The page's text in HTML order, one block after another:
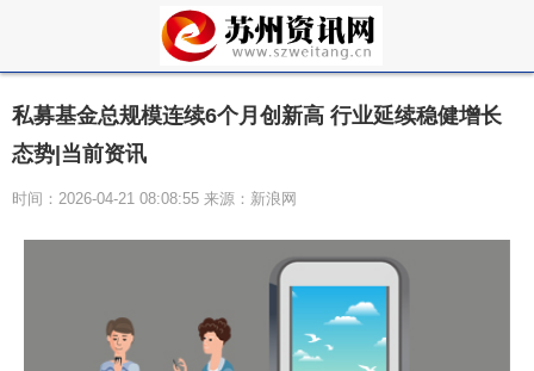
私募基金总规模连续6个月创新高 行业延续稳健增长
态势|当前资讯
时间：2026-04-21 08:08:55 来源：新浪网